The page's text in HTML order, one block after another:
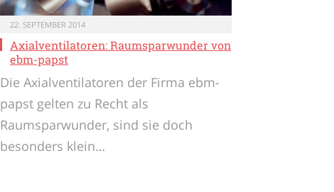
22. SEPTEMBER 2014
Axialventilatoren: Raumsparwunder von
ebm-papst
Die Axialventilatoren der Firma ebm-
papst gelten zu Recht als
Raumsparwunder, sind sie doch
besonders klein…